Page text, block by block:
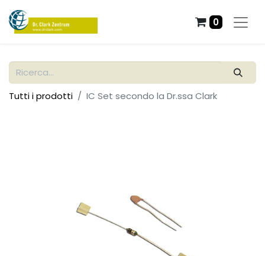
0
Tutti i prodotti IC Set secondo la Dr.ssa Clark